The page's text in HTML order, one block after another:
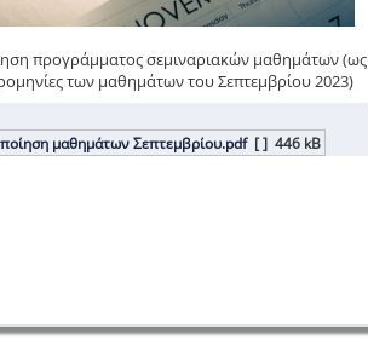
προγράμματος σεμιναριακών μαθημάτων (ως
των μαθημάτων του Σεπτεμβρίου 2023)
μαθημάτων Σεπτεμβρίου.pdf [ ] 446 kB